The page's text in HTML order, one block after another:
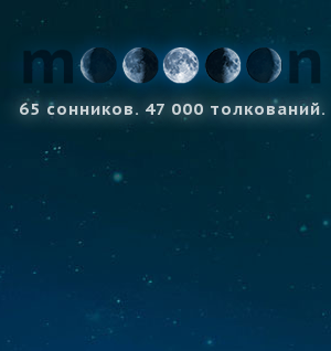
65 сонников. 47 000 толкований.